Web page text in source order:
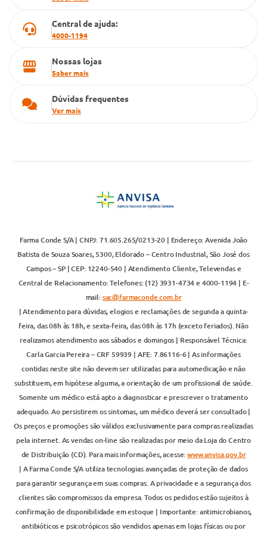
Central de ajuda:
4000-1194
Nossas lojas
Saber mais
Dúvidas frequentes
Ver mais
Farma Conde S/A | CNPJ: 71.605.265/0213-20 | Endereço: Avenida João
Batista de Souza Soares, 5300, Eldorado – Centro Industrial, São José dos
Campos – SP | CEP: 12240-540 | Atendimento Cliente, Televendas e
Central de Relacionamento: Telefones: (12) 3931-4734 e 4000-1194 | E-
mail:sac@farmaconde.com.br
| Atendimento para dúvidas, elogios e reclamações de segunda a quinta-
feira, das 08h às 18h, e sexta-feira, das 08h às 17h (exceto feriados). Não
realizamos atendimento aos sábados e domingos | Responsável Técnica:
Carla Garcia Pereira – CRF 59939 | AFE: 7.86116-6 | As informações
contidas neste site não devem ser utilizadas para automedicação e não
substituem, em hipótese alguma, a orientação de um profissional de saúde.
Somente um médico está apto a diagnosticar e prescrever o tratamento
adequado. Ao persistirem os sintomas, um médico deverá ser consultado |
Os preços e promoções são válidos exclusivamente para compras realizadas
pela internet. As vendas on-line são realizadas por meio da Loja do Centro
de Distribuição (CD). Para mais informações, acesse:www.anvisa.gov.br
| A Farma Conde S/A utiliza tecnologias avançadas de proteção de dados
para garantir segurança em suas compras. A privacidade e a segurança dos
clientes são compromissos da empresa. Todos os pedidos estão sujeitos à
confirmação de disponibilidade em estoque | Importante: antimicrobianos,
antibióticos e psicotrópicos são vendidos apenas em lojas físicas ou por